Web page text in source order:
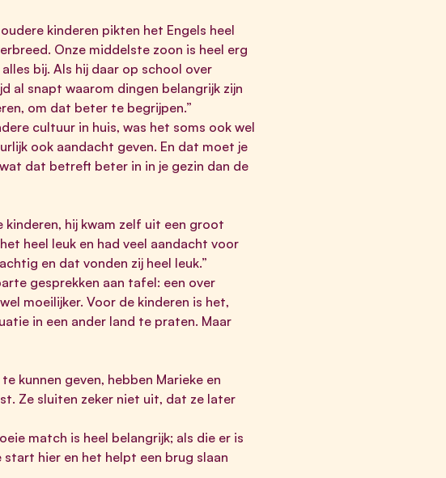
kinderen pikten het Engels heel
Onze middelste zoon is heel erg
bij. Als hij daar op school over
al snapt waarom dingen belangrijk zijn
om dat beter te begrijpen.”
cultuur in huis, was het soms ook wel
ook aandacht geven. En dat moet je
dat betreft beter in in je gezin dan de
hij kwam zelf uit een groot
heel leuk en had veel aandacht voor
en dat vonden zij heel leuk.”
gesprekken aan tafel: een over
moeilijker. Voor de kinderen is het,
in een ander land te praten. Maar
kunnen geven, hebben Marieke en
Ze sluiten zeker niet uit, dat ze later
match is heel belangrijk; als die er is
hier en het helpt een brug slaan